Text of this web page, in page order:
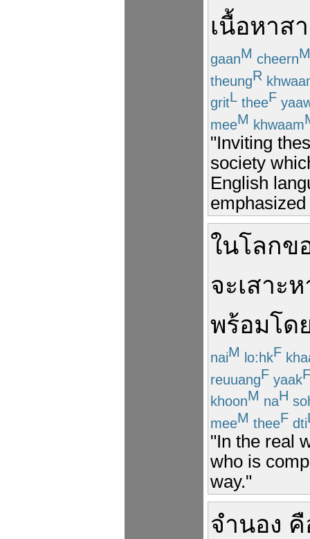
เนื้อหาส
gaanM cheernM
theungR
gritL theeF
meeM khwaam
"Inviting
society
English
ในโลกข
จะเสาะ
พร้อมโด
naiM lo:hkF
reuuangF yaakF
khoonM naH
meeM theeF dti
"In the real
who is
way."
จำนอง